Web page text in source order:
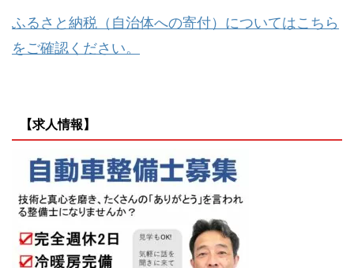
ふるさと納税（自治体への寄付）についてはこちら
をご確認ください。
【求人情報】